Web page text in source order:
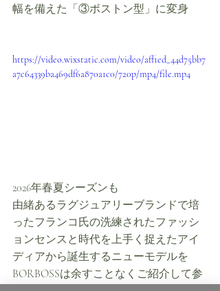
幅を備えた「③ボストン型」に変身
https://video.wixstatic.com/video/aff1ed_44d75bb7
a7c64339ba469df6a870a1c0/720p/mp4/file.mp4
2026年春夏シーズンも
由緒あるラグジュアリーブランドで培
ったフランコ氏の洗練されたファッシ
ョンセンスと時代を上手く捉えたアイ
ディアから誕生するニューモデルを
BORBOSSは余すことなくご紹介して参